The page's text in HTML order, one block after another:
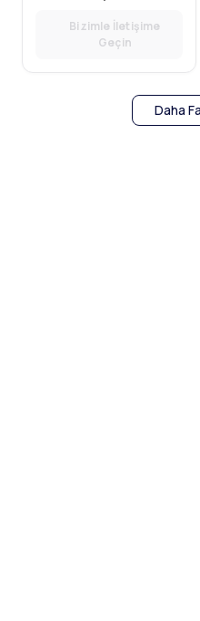
Bizimle İletişime
Geçin
Daha